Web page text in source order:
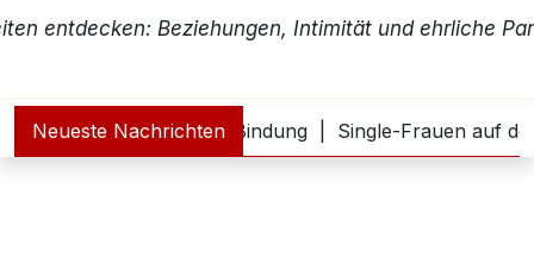
entdecken: Beziehungen, Intimität und ehrliche
Neueste Nachrichten
einer ernsthaften Bindung | Single-Frauen auf